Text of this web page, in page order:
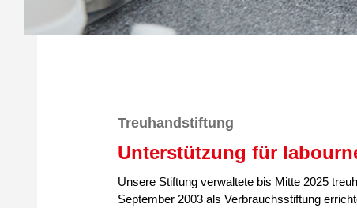
Treuhandstiftung
Unterstützung für
Unsere Stiftung verwaltete bis Mitte 2025
September 2003 als Verbrauchsstiftung